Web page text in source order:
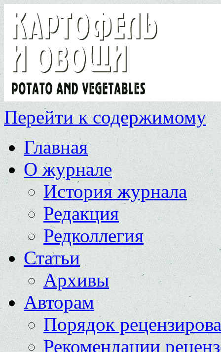
Перейти к содержимому
Главная
О журнале
История журнала
Редакция
Редколлегия
Статьи
Архивы
Авторам
Порядок
Рекомендации